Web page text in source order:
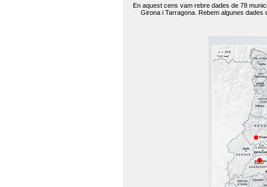
En aquest cens vam rebre dades de 78
Girona i Tarragona. Rebem algunes